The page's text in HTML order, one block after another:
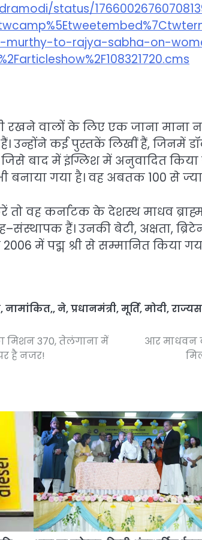
status/
murthy-to-rajya-sabha-on-
रखने वालों के लिए एक जाना माना
उन्होंने कई पुस्तकें लिखीं हैं, जिनमें
बाद में इंग्लिश में अनुवादित किया
बनाया गया है। वह अबतक 100 से
तो वह कर्नाटक के देशस्थ माधव
हैं। उनकी बेटी, अक्षता,
में पद्म श्री से सम्मानित किया
,नामांकित,,ने,प्रधानमंत्री,मूर्ति,मोदी,
मिशन 370, तेलंगाना में
है नजर!
आर माधवन